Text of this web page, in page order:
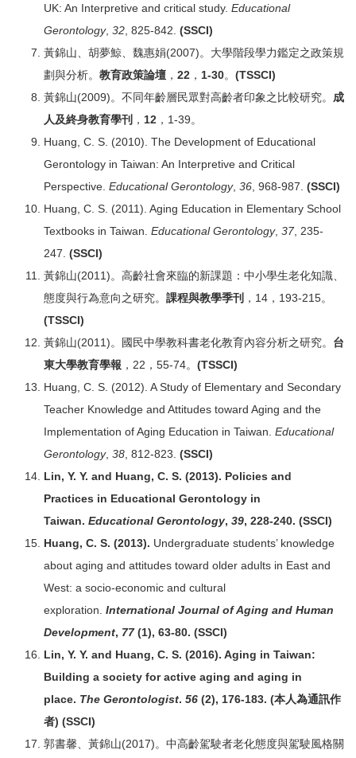
UK: An Interpretive and critical study. Educational
Gerontology, 32 , 825-842. (SSCI)
黃錦山、胡夢鯨、魏惠娟(2007)。大學階段學力鑑定之政策規
劃與分析。 教育政策論壇 ， 22 ， 1-30。 (TSSCI)
黃錦山(2009)。不同年齡層民眾對高齡者印象之比較研究。 成
人及終身教育學刊 ， 12 ，1-39。
Huang, C. S. (2010). The Development of Educational
Gerontology in Taiwan: An Interpretive and Critical
Perspective. Educational Gerontology, 36 , 968-987. (SSCI)
Huang, C. S. (2011). Aging Education in Elementary School
Textbooks in Taiwan. Educational Gerontology, 37, 235-
247. (SSCI)
黃錦山(2011)。高齡社會來臨的新課題：中小學生老化知識、
態度與行為意向之研究。 課程與教學季刊 ，14，193-215。
(TSSCI)
黃錦山(2011)。國民中學教科書老化教育內容分析之研究。 台
東大學教育學報 ，22，55-74。 (TSSCI)
Huang, C. S. (2012). A Study of Elementary and Secondary
Teacher Knowledge and Attitudes toward Aging and the
Implementation of Aging Education in Taiwan. Educational
Gerontology, 38 , 812-823. (SSCI)
Lin, Y. Y. and Huang, C. S. (2013). Policies and
Practices in Educational Gerontology in
Taiwan. Educational Gerontology, 39, 228-240. (SSCI)
Huang, C. S. (2013). Undergraduate students’ knowledge
about aging and attitudes toward older adults in East and
West: a socio-economic and cultural
exploration. International Journal of Aging and Human
Development, 77(1), 63-80. (SSCI)
Lin, Y. Y. and Huang, C. S. (2016). Aging in Taiwan:
Building a society for active aging and aging in
place. The Gerontologist. 56 (2), 176-183. (本人為通訊作
者) (SSCI)
郭書馨、黃錦山(2017)。中高齡駕駛者老化態度與駕駛風格關